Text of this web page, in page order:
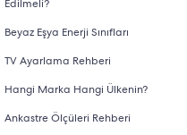
Edilmeli?
Beyaz Eşya Enerji Sınıfları
TV Ayarlama Rehberi
Hangi Marka Hangi Ülkenin?
Ankastre Ölçüleri Rehberi